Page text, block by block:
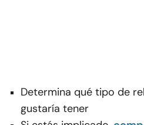
Determina qué tipo de
gustaría tener